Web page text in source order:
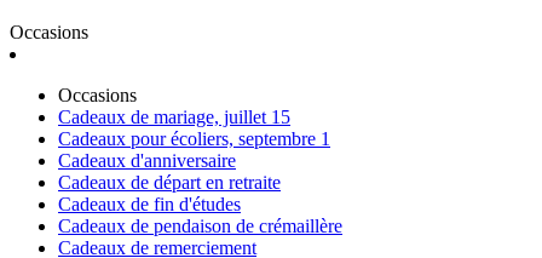
Occasions
Occasions
Cadeaux de mariage, juillet 15
Cadeaux pour écoliers, septembre 1
Cadeaux d'anniversaire
Cadeaux de départ en retraite
Cadeaux de fin d'études
Cadeaux de pendaison de crémaillère
Cadeaux de remerciement